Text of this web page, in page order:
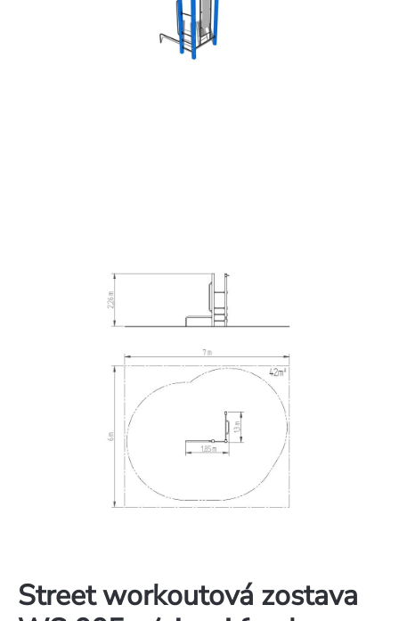
Street workoutová zostava